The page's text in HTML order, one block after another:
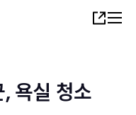
Share
욕실 청소